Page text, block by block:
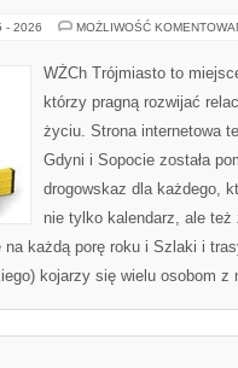
- 2026 MOŻLIWOŚĆ
WŻCh Trójmiasto to
którzy pragną rozwijać
życiu. Strona internetowa
Gdyni i Sopocie została
drogowskaz dla każdego,
nie tylko kalendarz, ale
każdą porę roku i Szlaki i
kojarzy się wielu osobom